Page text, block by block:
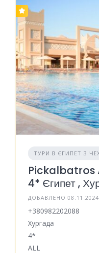
ТУРИ В ЄГИПЕТ З
Pickalbatros
4* Єгипет ,
ДОБАВЛЕНО 08.11.2024
+380982202088
Хургада
4*
ALL